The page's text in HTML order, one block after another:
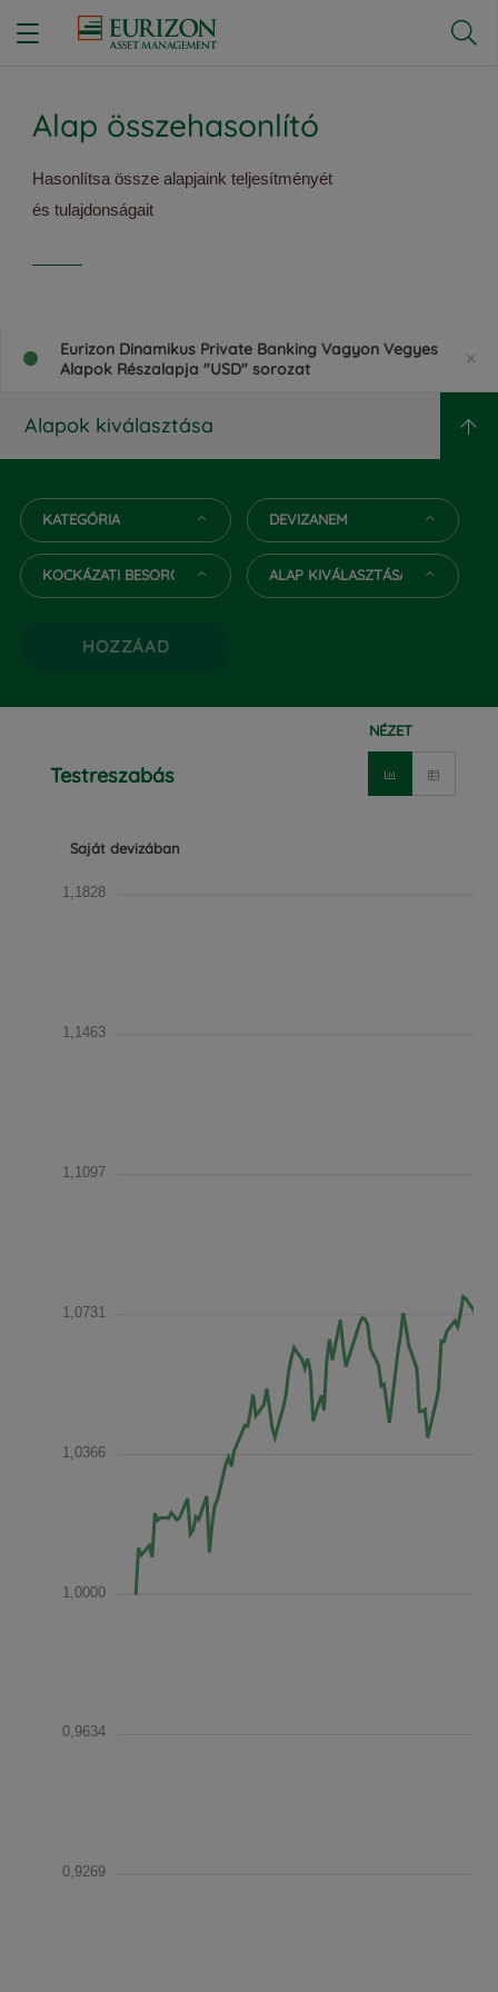

Alap összehasonlító
Hasonlítsa össze alapjaink teljesítményét
és tulajdonságait
Eurizon Dinamikus Private Banking Vagyon Vegyes
Alapok Részalapja "USD" sorozat
Alapok kiválasztása
KATEGÓRIA DEVIZANEM
KOCKÁZATI BESOROLÁS ALAP KIVÁLASZTÁSA
HOZZÁAD
Testreszabás
NÉZET
Saját devizában
1,1828
1,1463
1,1097
1,0731
1,0366
1,0000
0,9634
0,9269